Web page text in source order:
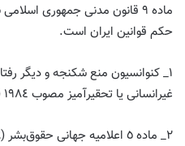
ماده ٩ قانون مدنی جمهوری
حکم قوانین ایران است.
١_ کنوانسیون منع شکنجه و دیگر
غیرانسانی یا تحقیرآمیز مصوب ١٩٨٤ (ماده ١٦)
٢_ ماده ٥ اعلامیه جهانی حقوق‌بشر (١٩٤٨)